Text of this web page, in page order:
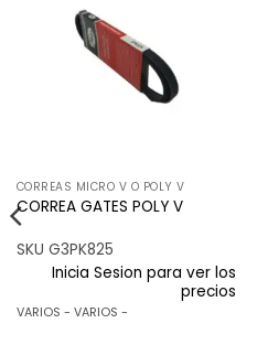
CORREAS MICRO V O POLY V
CORREA GATES POLY V
SKU G3PK825
Inicia Sesion para ver los
precios
VARIOS - VARIOS -